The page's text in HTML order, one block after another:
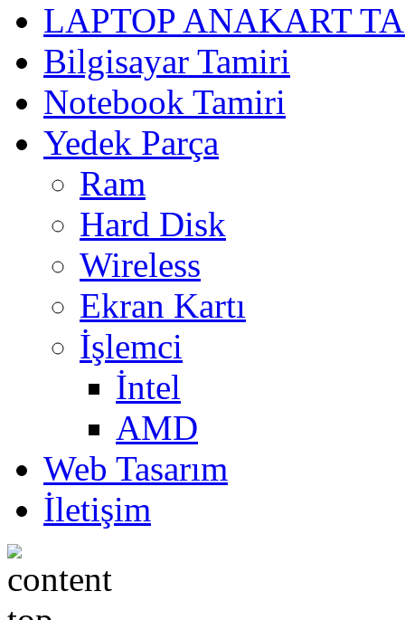
LAPTOP ANAKART
Bilgisayar Tamiri
Notebook Tamiri
Yedek Parça
Ram
Hard Disk
Wireless
Ekran Kartı
İşlemci
İntel
AMD
Web Tasarım
İletişim